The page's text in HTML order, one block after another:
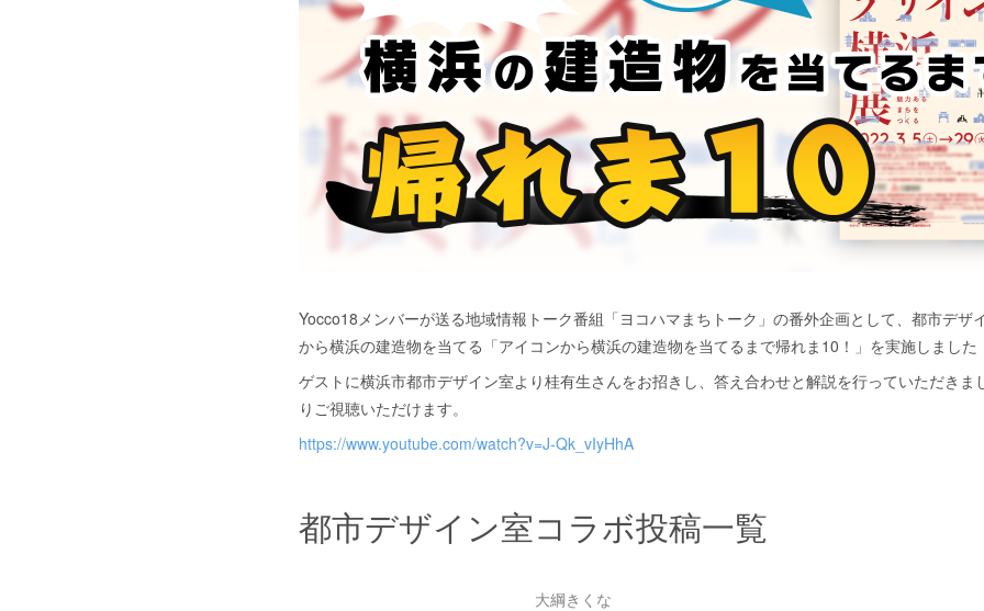
Yocco18メンバーが送る地域情報トーク番組「ヨコハマまちトーク」の番外企画として、都市デザ
から横浜の建造物を当てる「アイコンから横浜の建造物を当てるまで帰れま10！」を実施しまし
ゲストに横浜市都市デザイン室より桂有生さんをお招きし、答え合わせと解説を行っていただきま
りご視聴いただけます。
https://www.youtube.com/watch?v=J-Qk_vIyHhA
都市デザイン室コラボ投稿一覧
大綱きくな